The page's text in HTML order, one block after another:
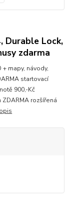
Durable Lock,
zdarma
+ mapy, návody,
startovací
900,-Kč
rozšířená